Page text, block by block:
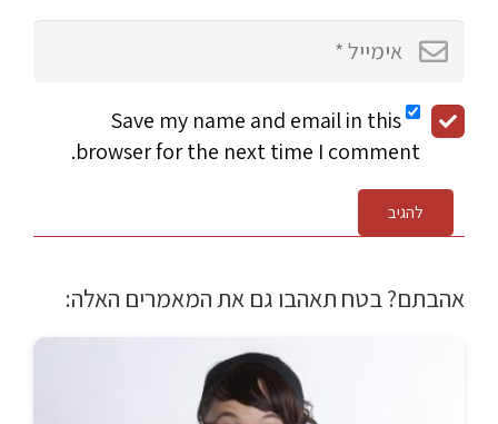
Save my name and email in this
browser for the next time I comment.
להגיב
אהבתם? בטח תאהבו גם את המאמרים האלה: